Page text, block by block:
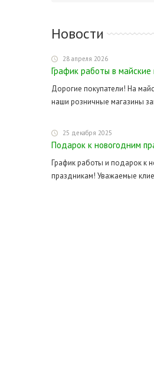
Новости
28 апреля 2026
График работы в
Дорогие покупатели! На
наши розничные магазины
25 декабря 2025
Подарок к новогодним
График работы и подарок к
праздникам! Уважаемые